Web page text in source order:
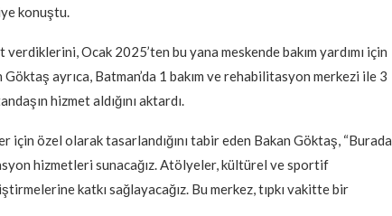
konuştu.
Ocak 2025’ten bu yana meskende bakım yardımı için
ayrıca, Batman’da 1 bakım ve rehabilitasyon merkezi ile 3
hizmet aldığını aktardı.
özel olarak tasarlandığını tabir eden Bakan Göktaş, “Burada
hizmetleri sunacağız. Atölyeler, kültürel ve sportif
katkı sağlayacağız. Bu merkez, tıpkı vakitte bir